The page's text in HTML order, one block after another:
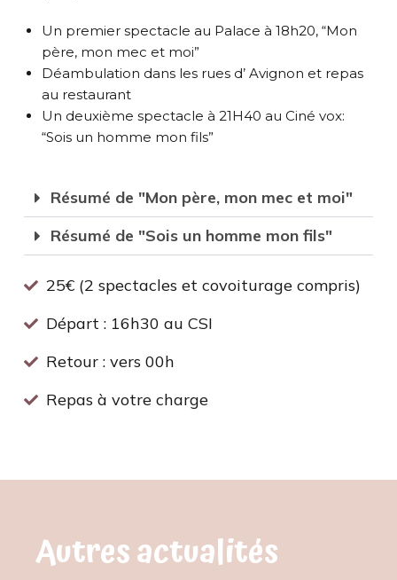
Un premier spectacle au Palace à 18h20, “Mon
père, mon mec et moi”
Déambulation dans les rues d’ Avignon et repas
au restaurant
Un deuxième spectacle à 21H40 au Ciné vox:
“Sois un homme mon fils”
Résumé de "Mon père, mon mec et moi"
Résumé de "Sois un homme mon fils"
25€ (2 spectacles et covoiturage compris)
Départ : 16h30 au CSI
Retour : vers 00h
Repas à votre charge
Autres actualités